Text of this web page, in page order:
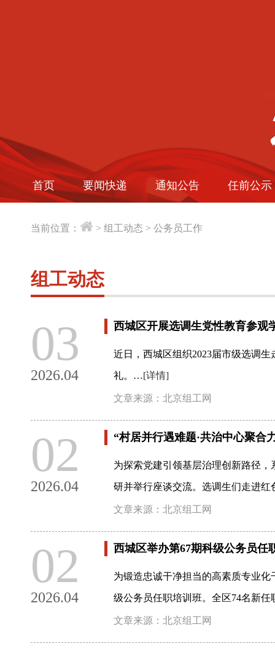
首页 要闻快递 通知公告 任前公示
当前位置： > 组工动态 > 公务员工作
组工动态
03
2026.04
西城区开展选调生党性教育参观
近日，西城区组织2023届市级选调
礼。…[详情]
文章来源：北京组工网
02
2026.04
“村居并行遇难题·共治中心聚合
为探索党建引领基层治理创新路径
研并举行座谈交流。选调生们走进
文章来源：北京组工网
02
2026.04
西城区举办第67期科级公务员任
为锻造忠诚干净担当的高素质专业
级公务员任职培训班。全区74名新
文章来源：北京组工网